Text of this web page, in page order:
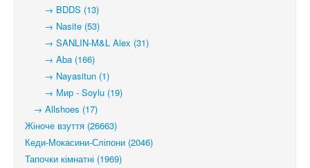
→ BDDS (13)
→ Nasite (53)
→ SANLIN-M&L Alex (31)
→ Aba (166)
→ Nayasitun (1)
→ Мир - Soylu (19)
→ Allshoes (17)
Жіноче взуття (26663)
Кеди-Мокасини-Сліпони (2046)
Тапочки кімнатні (1969)